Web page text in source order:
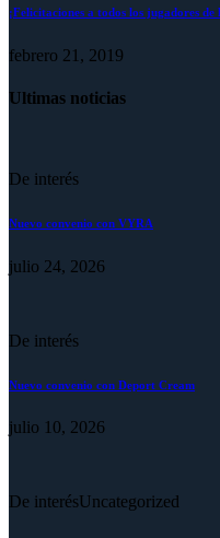
¡Felicitaciones a todos los jugadores de
febrero 21, 2019
Ultimas noticias
De interés
Nuevo convenio con VYRA
julio 24, 2026
De interés
Nuevo convenio con Deport Cream
julio 10, 2026
De interésUncategorized